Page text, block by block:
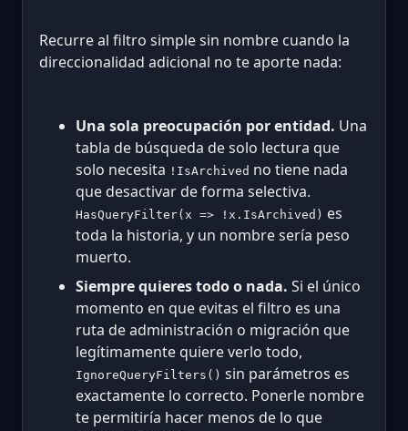
Recurre al filtro simple sin nombre cuando la
direccionalidad adicional no te aporte nada:
Una sola preocupación por entidad. Una
tabla de búsqueda de solo lectura que
solo necesita !IsArchived no tiene nada
que desactivar de forma selectiva.
HasQueryFilter(x => !x.IsArchived) es
toda la historia, y un nombre sería peso
muerto.
Siempre quieres todo o nada. Si el único
momento en que evitas el filtro es una
ruta de administración o migración que
legítimamente quiere verlo todo,
IgnoreQueryFilters() sin parámetros es
exactamente lo correcto. Ponerle nombre
te permitiría hacer menos de lo que